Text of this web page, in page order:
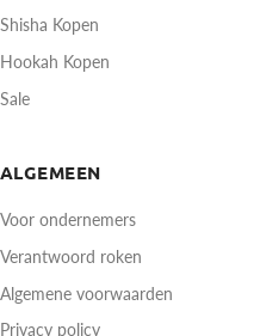
Shisha Kopen
Hookah Kopen
Sale
ALGEMEEN
Voor ondernemers
Verantwoord roken
Algemene voorwaarden
Privacy policy